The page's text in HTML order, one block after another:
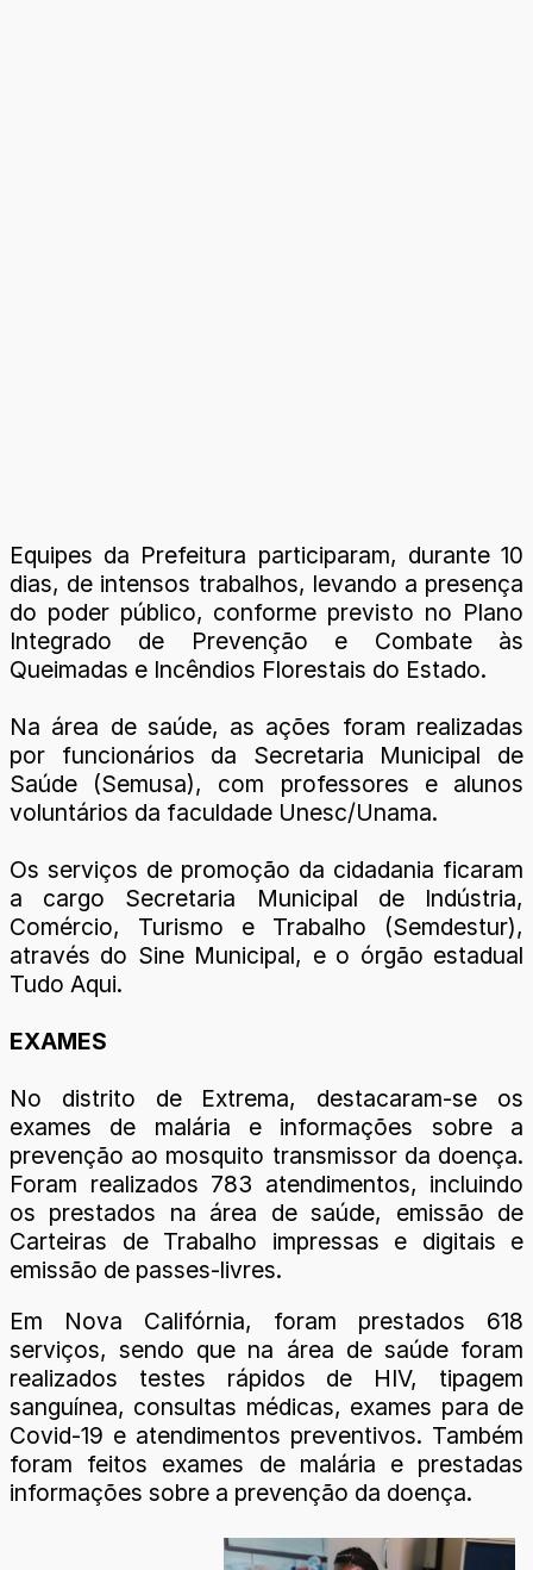
Equipes da Prefeitura participaram, durante 10
dias, de intensos trabalhos, levando a presença
do poder público, conforme previsto no Plano
Integrado de Prevenção e Combate às
Queimadas e Incêndios Florestais do Estado.
Na área de saúde, as ações foram realizadas
por funcionários da Secretaria Municipal de
Saúde (Semusa), com professores e alunos
voluntários da faculdade Unesc/Unama.
Os serviços de promoção da cidadania ficaram
a cargo Secretaria Municipal de Indústria,
Comércio, Turismo e Trabalho (Semdestur),
através do Sine Municipal, e o órgão estadual
Tudo Aqui.
EXAMES
No distrito de Extrema, destacaram-se os
exames de malária e informações sobre a
prevenção ao mosquito transmissor da doença.
Foram realizados 783 atendimentos, incluindo
os prestados na área de saúde, emissão de
Carteiras de Trabalho impressas e digitais e
emissão de passes-livres.
Em Nova Califórnia, foram prestados 618
serviços, sendo que na área de saúde foram
realizados testes rápidos de HIV, tipagem
sanguínea, consultas médicas, exames para de
Covid-19 e atendimentos preventivos. Também
foram feitos exames de malária e prestadas
informações sobre a prevenção da doença.